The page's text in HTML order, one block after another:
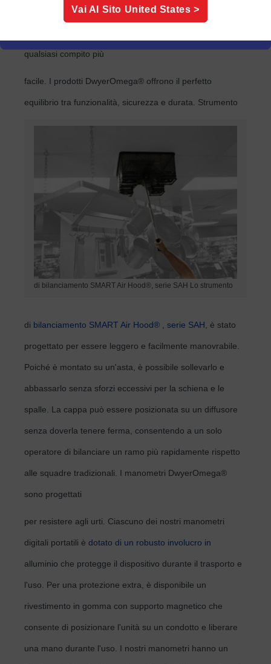
faticoso quanto gratificante. Fortunatamente, avere gli
qualsiasi compito più
facile. I prodotti DwyerOmega® offrono il perfetto
equilibrio tra funzionalità, sicurezza e durata. Strumento
di bilanciamento SMART Air Hood®, serie SAH Lo strumento
di bilanciamento SMART Air Hood® , serie SAH, è stato
progettato per essere leggero e facilmente manovrabile.
Poiché è montato su un'asta, è possibile sollevarlo e
abbassarlo senza sforzi eccessivi per la schiena e le
spalle. La cappa può essere posizionata su un diffusore
senza doverla tenere ferma, consentendo a un solo
operatore di bilanciare un ramo più rapidamente rispetto
alle squadre tradizionali. I manometri DwyerOmega®
sono progettati
per resistere agli urti. Ciascuno dei nostri manometri
digitali portatili è dotato di un robusto involucro in
alluminio che protegge il dispositivo durante il trasporto e
l'uso. Per una protezione extra, è disponibile un
rivestimento in gomma con supporto magnetico che
consente di posizionare l'unità su un condotto e liberare
una mano durante l'uso. I nostri manometri hanno un
Vai Al Sito United States >